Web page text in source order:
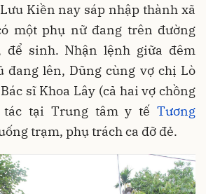
Kiền nay sáp nhập thành xã
một phụ nữ đang trên đường
để sinh. Nhận lệnh giữa đêm
đang lên, Dũng cùng vợ chị Lò
sĩ Khoa Lây (cả hai vợ chồng
tác tại Trung tâm y tế Tương
trạm, phụ trách ca đỡ đẻ.